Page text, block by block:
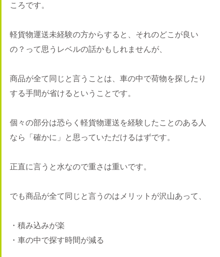
ころです。
軽貨物運送未経験の方からすると、それのどこが良い
の？って思うレベルの話かもしれませんが、
商品が全て同じと言うことは、車の中で荷物を探したり
する手間が省けるということです。
個々の部分は恐らく軽貨物運送を経験したことのある人
なら「確かに」と思っていただけるはずです。
正直に言うと水なので重さは重いです。
でも商品が全て同じと言うのはメリットが沢山あって、
・積み込みが楽
・車の中で探す時間が減る